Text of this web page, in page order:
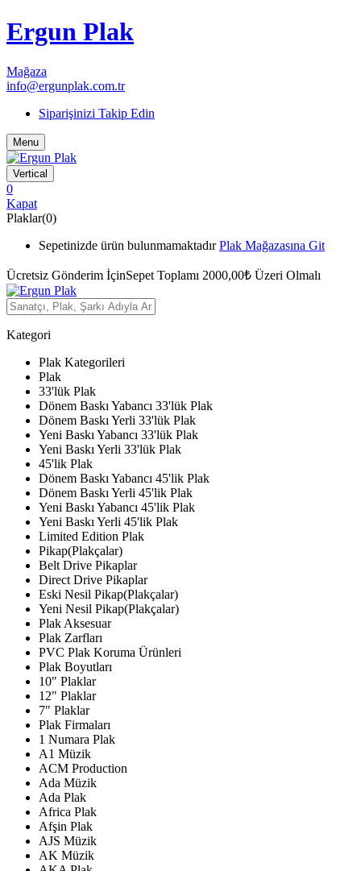
Ergun Plak
Mağaza
info@ergunplak.com.tr
Siparişinizi Takip Edin
Menu
Vertical
0
Kapat
Plaklar(0)
Sepetinizde ürün bulunmamaktadır Plak Mağazasına Git
Ücretsiz Gönderim İçinSepet Toplamı 2000,00₺ Üzeri Olmalı
Kategori
Plak Kategorileri
Plak
33'lük Plak
Dönem Baskı Yabancı 33'lük Plak
Dönem Baskı Yerli 33'lük Plak
Yeni Baskı Yabancı 33'lük Plak
Yeni Baskı Yerli 33'lük Plak
45'lik Plak
Dönem Baskı Yabancı 45'lik Plak
Dönem Baskı Yerli 45'lik Plak
Yeni Baskı Yabancı 45'lik Plak
Yeni Baskı Yerli 45'lik Plak
Limited Edition Plak
Pikap(Plakçalar)
Belt Drive Pikaplar
Direct Drive Pikaplar
Eski Nesil Pikap(Plakçalar)
Yeni Nesil Pikap(Plakçalar)
Plak Aksesuar
Plak Zarfları
PVC Plak Koruma Ürünleri
Plak Boyutları
10" Plaklar
12" Plaklar
7" Plaklar
Plak Firmaları
1 Numara Plak
A1 Müzik
ACM Production
Ada Müzik
Ada Plak
Africa Plak
Afşin Plak
AJS Müzik
AK Müzik